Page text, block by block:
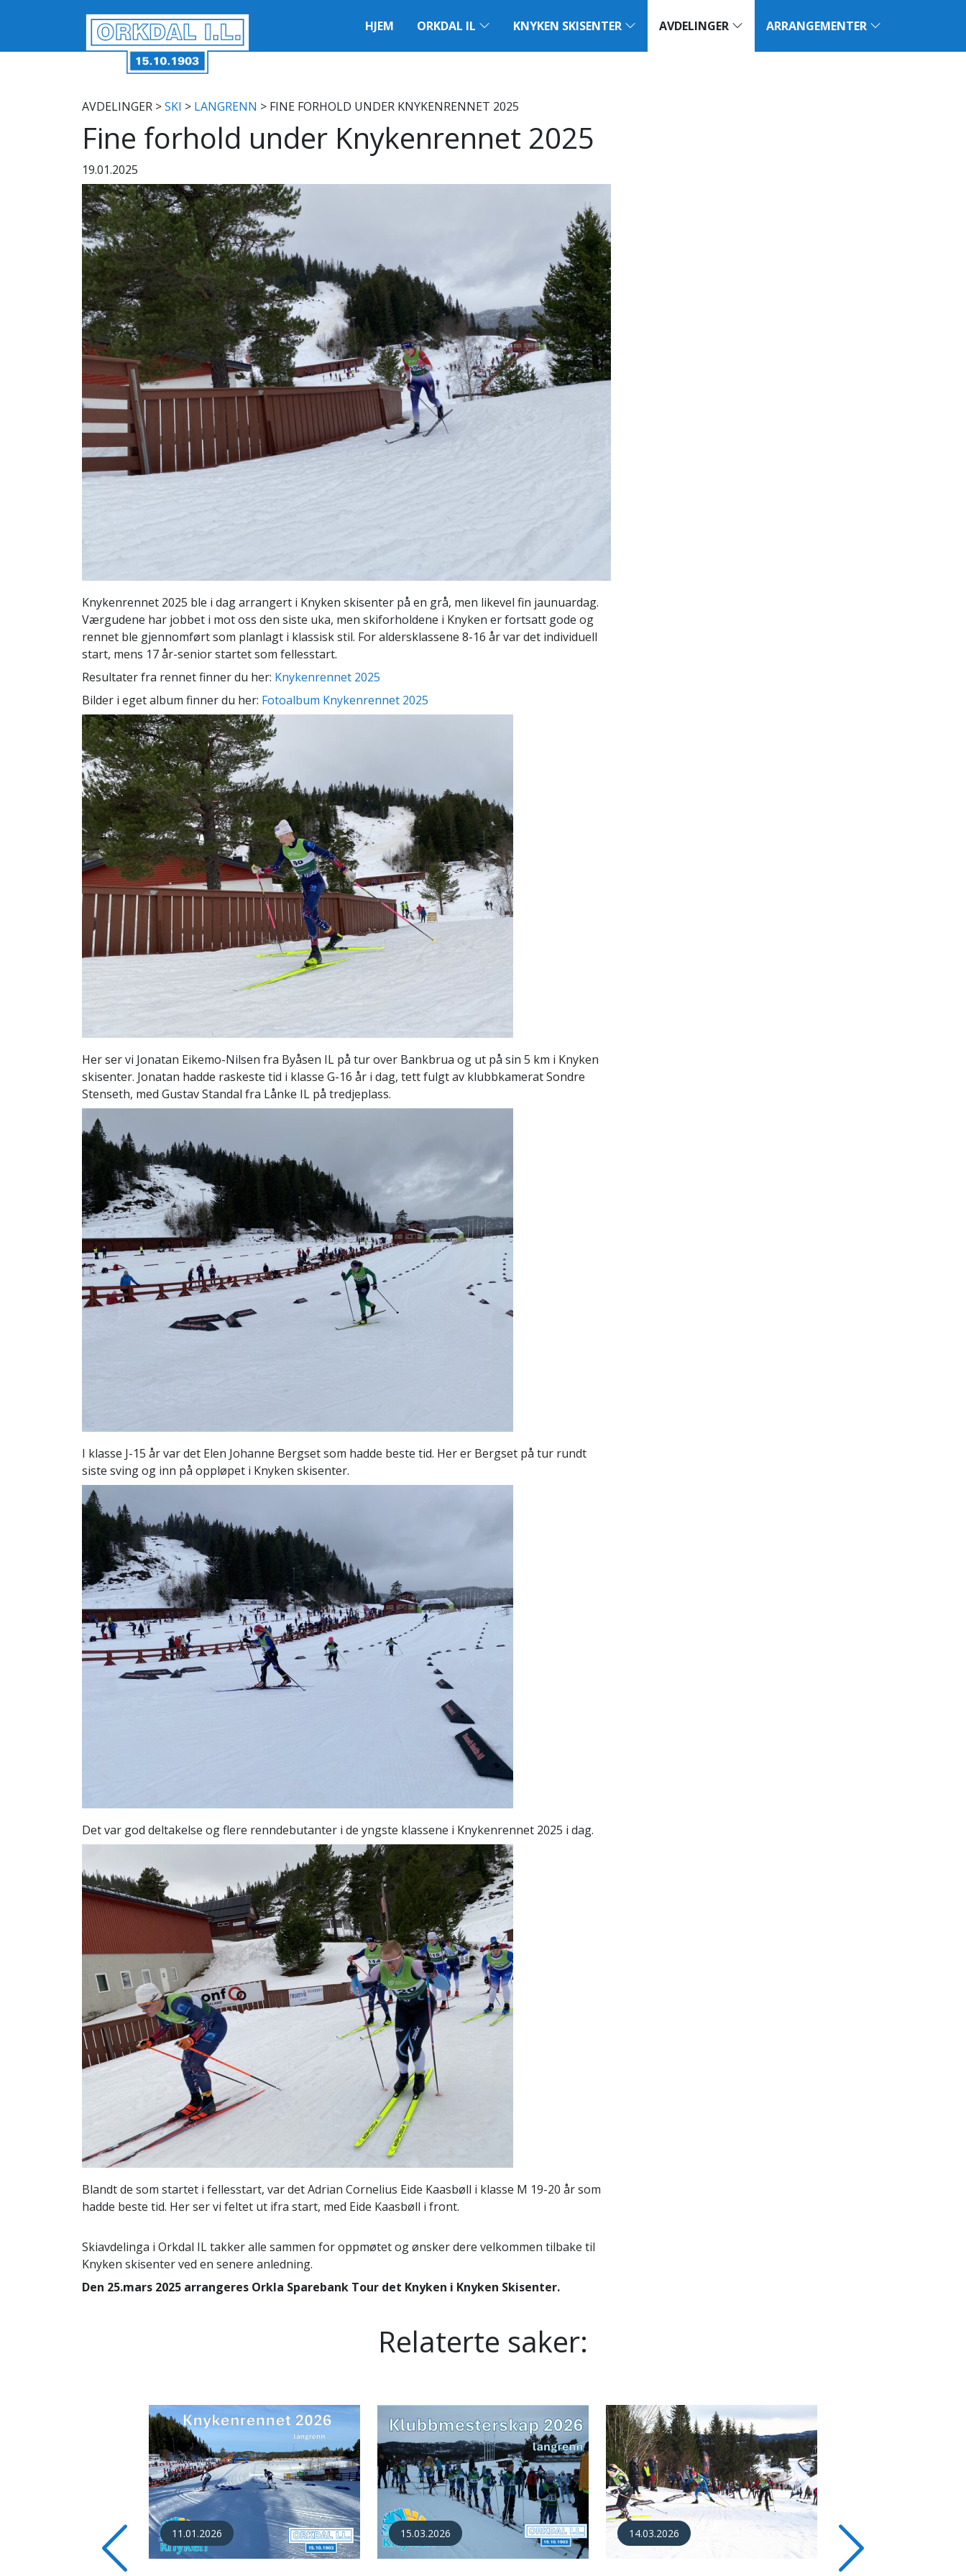
HJEM ORKDAL IL KNYKEN SKISENTER AVDELINGER ARRANGEMENTER
AVDELINGER >SKI > LANGRENN > FINE FORHOLD UNDER KNYKENRENNET 2025
Fine forhold under Knykenrennet 2025
19.01.2025
Knykenrennet 2025 ble i dag arrangert i Knyken skisenter på en grå, men likevel fin jaunuardag.
Værgudene har jobbet i mot oss den siste uka, men skiforholdene i Knyken er fortsatt gode og
rennet ble gjennomført som planlagt i klassisk stil. For aldersklassene 8-16 år var det individuell
start, mens 17 år-senior startet som fellesstart.
Resultater fra rennet finner du her: Knykenrennet 2025
Bilder i eget album finner du her: Fotoalbum Knykenrennet 2025
Her ser vi Jonatan Eikemo-Nilsen fra Byåsen IL på tur over Bankbrua og ut på sin 5 km i Knyken
skisenter. Jonatan hadde raskeste tid i klasse G-16 år i dag, tett fulgt av klubbkamerat Sondre
Stenseth, med Gustav Standal fra Lånke IL på tredjeplass.
I klasse J-15 år var det Elen Johanne Bergset som hadde beste tid. Her er Bergset på tur rundt
siste sving og inn på oppløpet i Knyken skisenter.
Det var god deltakelse og flere renndebutanter i de yngste klassene i Knykenrennet 2025 i dag.
Blandt de som startet i fellesstart, var det Adrian Cornelius Eide Kaasbøll i klasse M 19-20 år som
hadde beste tid. Her ser vi feltet ut ifra start, med Eide Kaasbøll i front.
Skiavdelinga i Orkdal IL takker alle sammen for oppmøtet og ønsker dere velkommen tilbake til
Knyken skisenter ved en senere anledning.
Den 25.mars 2025 arrangeres Orkla Sparebank Tour det Knyken i Knyken Skisenter.
Relaterte saker:
13.03.2026 31.01.2026 19.12.2025